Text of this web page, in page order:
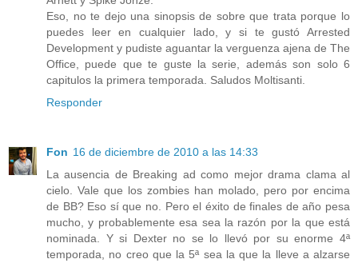
Eso, no te dejo una sinopsis de sobre que trata porque lo
puedes leer en cualquier lado, y si te gustó Arrested
Development y pudiste aguantar la verguenza ajena de The
Office, puede que te guste la serie, además son solo 6
capitulos la primera temporada. Saludos Moltisanti.
Responder
Fon 16 de diciembre de 2010 a las 14:33
La ausencia de Breaking ad como mejor drama clama al
cielo. Vale que los zombies han molado, pero por encima
de BB? Eso sí que no. Pero el éxito de finales de año pesa
mucho, y probablemente esa sea la razón por la que está
nominada. Y si Dexter no se lo llevó por su enorme 4ª
temporada, no creo que la 5ª sea la que la lleve a alzarse